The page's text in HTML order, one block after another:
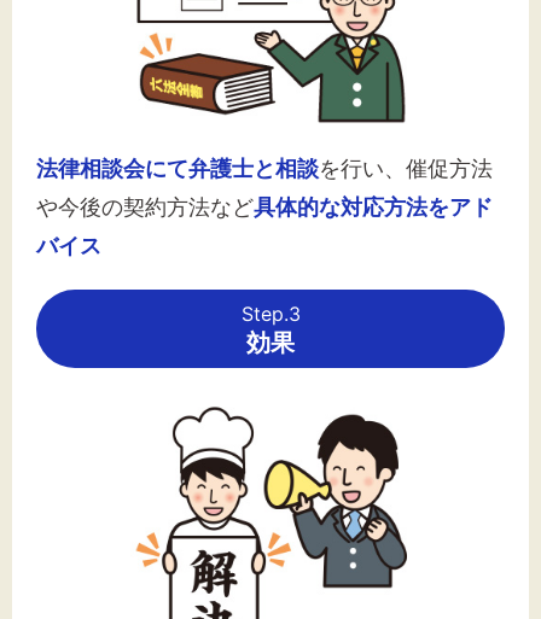
法律相談会にて弁護士と相談を行い、催促方法
や今後の契約方法など具体的な対応方法をアド
バイス
Step.3
効果